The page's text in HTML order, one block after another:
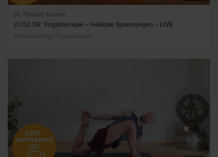
Dr. Ronald Steiner
21.02.26: Yogatherapie – Helikale Spannungen - LIVE
Mittelstufe-Yogi | Yogatherapie